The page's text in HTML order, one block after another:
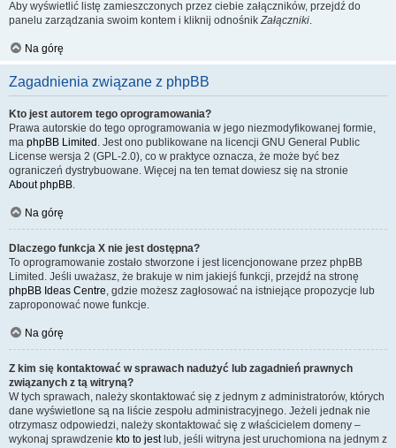
Aby wyświetlić listę zamieszczonych przez ciebie załączników, przejdź do
panelu zarządzania swoim kontem i kliknij odnośnikZałączniki.
Na górę
Zagadnienia związane z phpBB
Kto jest autorem tego oprogramowania?
Prawa autorskie do tego oprogramowania w jego niezmodyfikowanej formie,
ma phpBB Limited . Jest ono publikowane na licencji GNU General Public
License wersja 2 (GPL-2.0), co w praktyce oznacza, że może być bez
ograniczeń dystrybuowane. Więcej na ten temat dowiesz się na stronie
About phpBB.
Na górę
Dlaczego funkcja X nie jest dostępna?
To oprogramowanie zostało stworzone i jest licencjonowane przez phpBB
Limited. Jeśli uważasz, że brakuje w nim jakiejś funkcji, przejdź na stronę
phpBB Ideas Centre, gdzie możesz zagłosować na istniejące propozycje lub
zaproponować nowe funkcje.
Na górę
Z kim się kontaktować w sprawach nadużyć lub zagadnień prawnych
związanych z tą witryną?
W tych sprawach, należy skontaktować się z jednym z administratorów, których
dane wyświetlone są na liście zespołu administracyjnego. Jeżeli jednak nie
otrzymasz odpowiedzi, należy skontaktować się z właścicielem domeny –
wykonaj sprawdzenie kto to jestlub, jeśli witryna jest uruchomiona na jednym z